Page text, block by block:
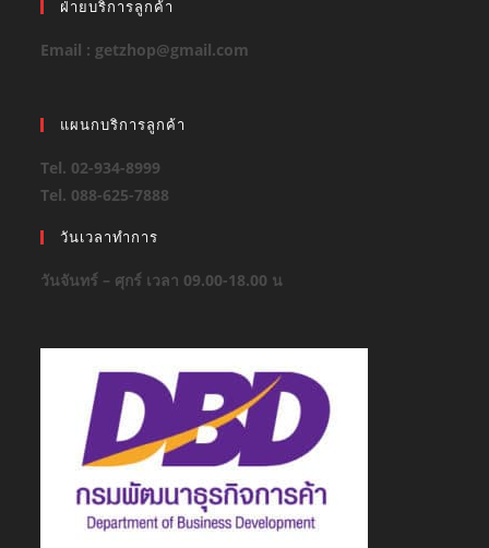
ฝ่ายบริการลูกค้า
Email : getzhop@gmail.com
แผนกบริการลูกค้า
Tel. 02-934-8999
Tel. 088-625-7888
วันเวลาทำการ
วันจันทร์ – ศุกร์ เวลา 09.00-18.00 น